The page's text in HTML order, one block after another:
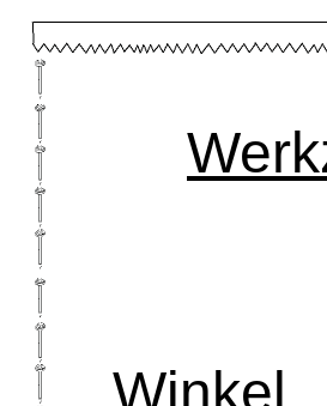
Winkel